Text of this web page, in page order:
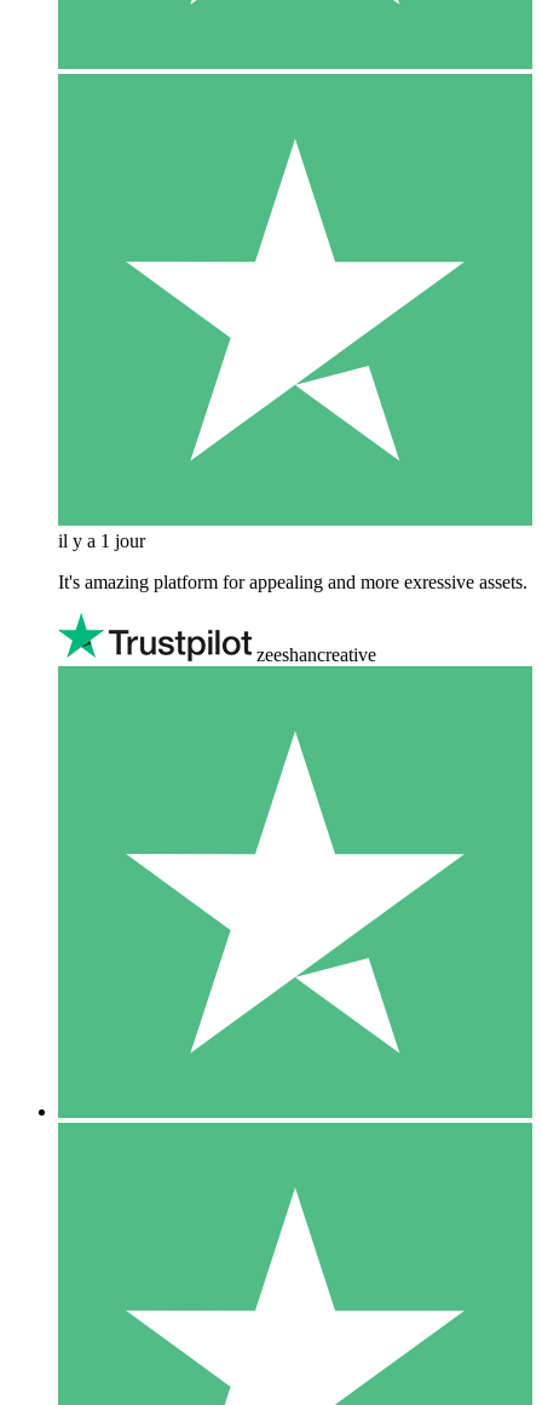
il y a 1 jour
It's amazing platform for appealing and more exressive assets.
zeeshancreative